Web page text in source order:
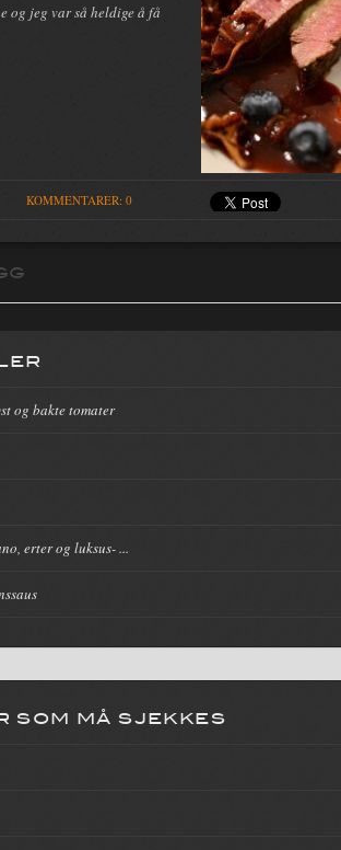
og jeg var så heldige å få
KOMMENTARER: 0
og bakte tomater
erter og luksus- ...
SOM MÅ SJEKKES